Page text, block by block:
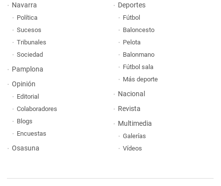
Navarra
Política
Sucesos
Tribunales
Sociedad
Pamplona
Opinión
Editorial
Colaboradores
Blogs
Encuestas
Osasuna
Deportes
Fútbol
Baloncesto
Pelota
Balonmano
Fútbol sala
Más deporte
Nacional
Revista
Multimedia
Galerías
Vídeos